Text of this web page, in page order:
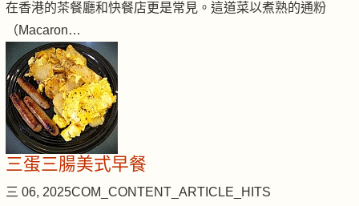
在香港的茶餐廳和快餐店更是常見。這道菜以煮熟的通粉
（Macaron…
三蛋三腸美式早餐
三 06, 2025COM_CONTENT_ARTICLE_HITS